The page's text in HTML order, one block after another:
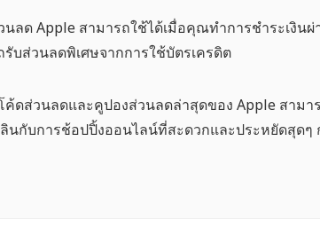
นลด Apple สามารถใช้ได้เมื่อคุณทำการชำระเงิน
รับส่วนลดพิเศษจากการใช้บัตรเครดิต
ค้ดส่วนลดและคูปองส่วนลดล่าสุดของ Apple สาม
ลินกับการช้อปปิ้งออนไลน์ที่สะดวกและประหยัดสุดๆ